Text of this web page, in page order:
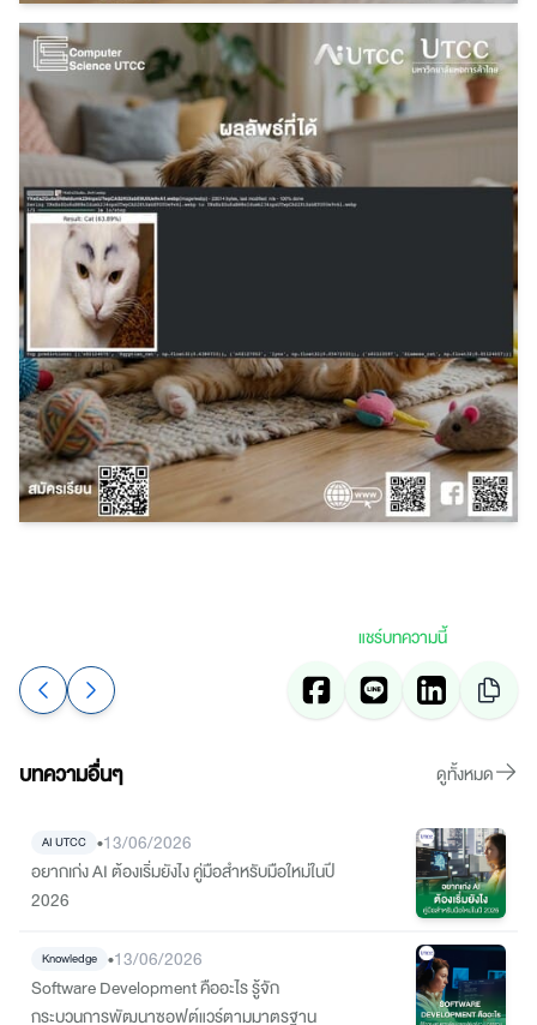
แชร์บทความนี้
บทความอื่นๆ ดูทั้งหมด
AI UTCC •13/06/2026
อยากเก่ง AI ต้องเริ่มยังไง คู่มือสำหรับมือใหม่ในปี
2026
Knowledge •13/06/2026
Software Development คืออะไร รู้จัก
กระบวนการพัฒนาซอฟต์แวร์ตามมาตรฐาน